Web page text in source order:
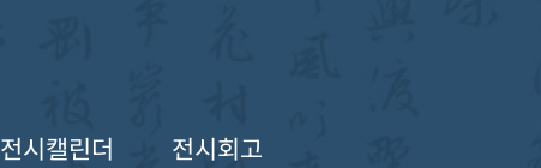
전시캘린더 전시회고